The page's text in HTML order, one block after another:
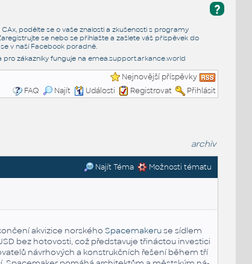
?
podělte se o vaše znalosti a zkušenosti s programy
se nebo se přihlašte a zašlete váš příspěvek do
v naší Facebook poradně.
zákazníky funguje na emea.support.arkance.world
Nejnovější příspěvky
FAQ
Najít Události Registrovat Přihlásit
archiv
Najít Téma Možnosti tématu
akvi­zi­ce nor­ské­ho Spa­ce­ma­ke­ruse síd­lem
bez ho­to­vos­ti, což před­sta­vu­je tři­nác­tou in­ves­ti­ci
ná­vr­ho­vých a kon­strukč­ních ře­še­ní během tří